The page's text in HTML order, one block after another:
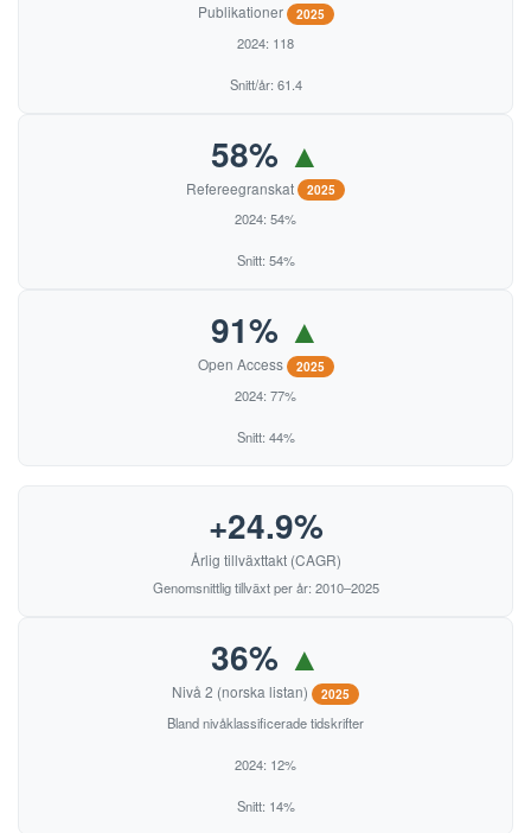
Publikationer 2025
2024: 118
Snitt/år: 61.4
58% ▲
Refereegranskat 2025
2024: 54%
Snitt: 54%
91% ▲
Open Access 2025
2024: 77%
Snitt: 44%
+24.9%
Årlig tillväxttakt (CAGR)
Genomsnittlig tillväxt per år: 2010–2025
36% ▲
Nivå 2 (norska listan) 2025
Bland nivåklassificerade tidskrifter
2024: 12%
Snitt: 14%